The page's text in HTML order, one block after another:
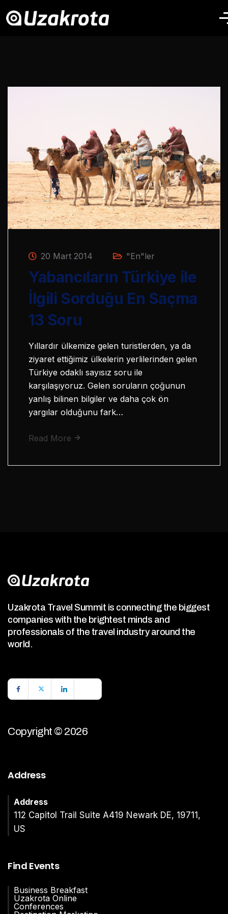
20 Mart 2014 "En"ler
Yabancıların Türkiye ile
İlgili Sorduğu En Saçma
13 Soru
Yıllardır ülkemize gelen turistlerden, ya da
ziyaret ettiğimiz ülkelerin yerlilerinden gelen
Türkiye odaklı sayısız soru ile
karşılaşıyoruz. Gelen soruların çoğunun
yanlış bilinen bilgiler ve daha çok ön
yargılar olduğunu fark…
Read More
Uzakrota Travel Summit is connecting the biggest
companies with the brightest minds and
professionals of the travel industry around the
world.
Copyright © 2026
Address
Address
112 Capitol Trail Suite A419 Newark DE, 19711,
US
Find Events
Business Breakfast
Uzakrota Online
Conferences